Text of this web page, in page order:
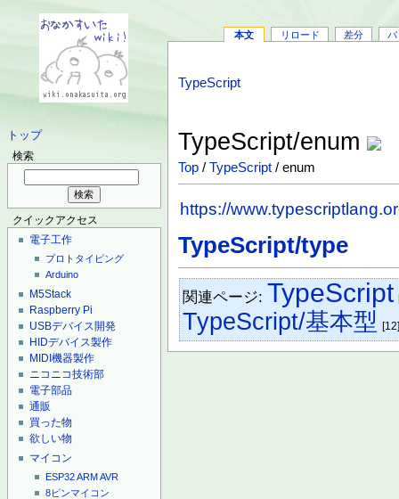
トップ
検索
クイックアクセス
電子工作
プロトタイピング
Arduino
M5Stack
Raspberry Pi
USBデバイス開発
HIDデバイス製作
MIDI機器製作
ニコニコ技術部
電子部品
通販
買った物
欲しい物
マイコン
ESP32ARMAVR
8ピンマイコン
本文 リロード 差分 バ
TypeScript
TypeScript/enum
Top /TypeScript / enum
https://
TypeScript/type
関連ページ: TypeScript
TypeScript/基本型